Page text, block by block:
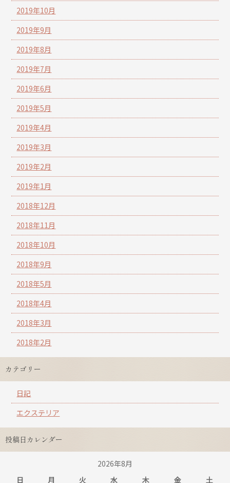
2019年10月
2019年9月
2019年8月
2019年7月
2019年6月
2019年5月
2019年4月
2019年3月
2019年2月
2019年1月
2018年12月
2018年11月
2018年10月
2018年9月
2018年5月
2018年4月
2018年3月
2018年2月
カテゴリー
日記
エクステリア
投稿日カレンダー
2026年8月
日
月 火 水 木 金 土